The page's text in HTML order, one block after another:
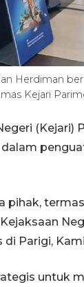
Herdiman
Kejari
pihak,
Parigi,
untuk